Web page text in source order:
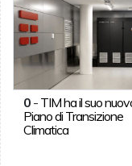
0- TIM ha il suo
Piano di Transizione
Climatica